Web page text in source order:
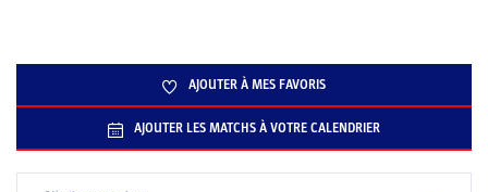
AJOUTER À MES FAVORIS
AJOUTER LES MATCHS À VOTRE CALENDRIER